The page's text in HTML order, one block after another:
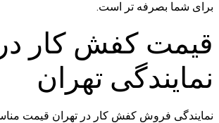
قیمت کفش کار در
نمایندگی تهران
نمایندگی فروش کفش کار در تهران قیمت